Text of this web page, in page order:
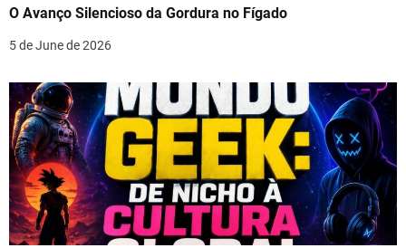
O Avanço Silencioso da Gordura no Fígado
5 de June de 2026